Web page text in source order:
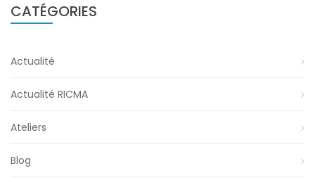
CATÉGORIES
Actualité
Actualité RICMA
Ateliers
Blog